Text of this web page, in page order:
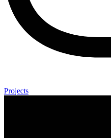
Projects